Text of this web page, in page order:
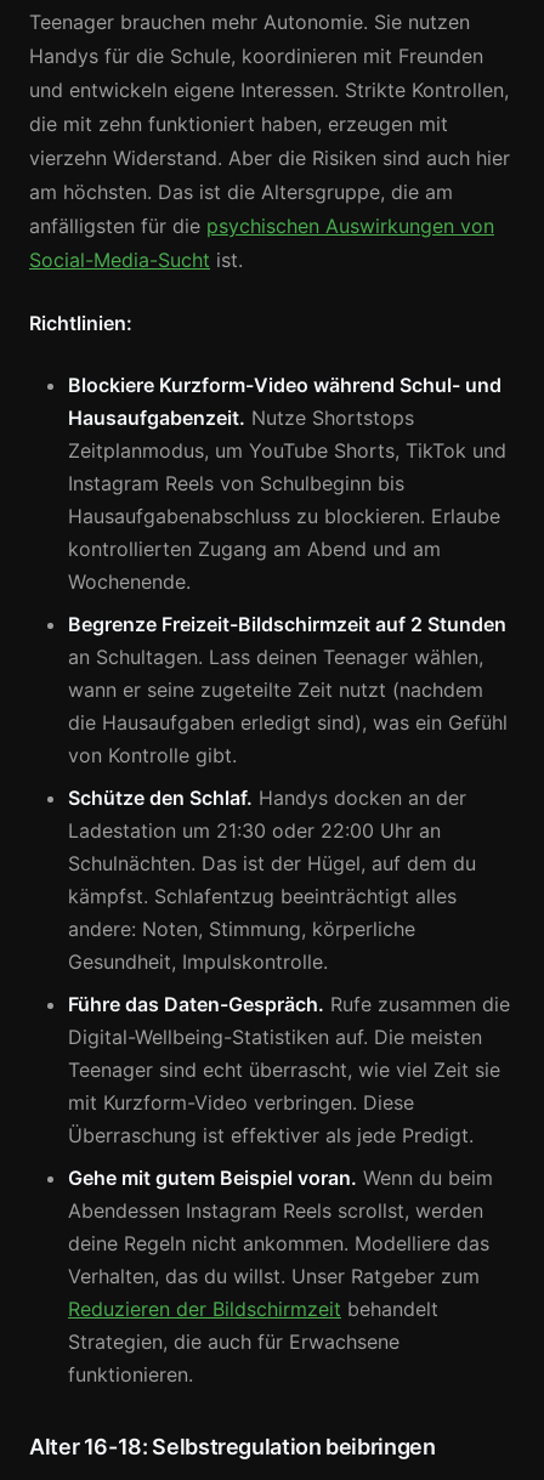
Teenager brauchen mehr Autonomie. Sie nutzen
Handys für die Schule, koordinieren mit Freunden
und entwickeln eigene Interessen. Strikte Kontrollen,
die mit zehn funktioniert haben, erzeugen mit
vierzehn Widerstand. Aber die Risiken sind auch hier
am höchsten. Das ist die Altersgruppe, die am
anfälligsten für die psychischen Auswirkungen von
Social-Media-Sucht ist.
Richtlinien:
Blockiere Kurzform-Video während Schul- und
Hausaufgabenzeit. Nutze Shortstops
Zeitplanmodus, um YouTube Shorts, TikTok und
Instagram Reels von Schulbeginn bis
Hausaufgabenabschluss zu blockieren. Erlaube
kontrollierten Zugang am Abend und am
Wochenende.
Begrenze Freizeit-Bildschirmzeit auf 2 Stunden
an Schultagen. Lass deinen Teenager wählen,
wann er seine zugeteilte Zeit nutzt (nachdem
die Hausaufgaben erledigt sind), was ein Gefühl
von Kontrolle gibt.
Schütze den Schlaf. Handys docken an der
Ladestation um 21:30 oder 22:00 Uhr an
Schulnächten. Das ist der Hügel, auf dem du
kämpfst. Schlafentzug beeinträchtigt alles
andere: Noten, Stimmung, körperliche
Gesundheit, Impulskontrolle.
Führe das Daten-Gespräch. Rufe zusammen die
Digital-Wellbeing-Statistiken auf. Die meisten
Teenager sind echt überrascht, wie viel Zeit sie
mit Kurzform-Video verbringen. Diese
Überraschung ist effektiver als jede Predigt.
Gehe mit gutem Beispiel voran. Wenn du beim
Abendessen Instagram Reels scrollst, werden
deine Regeln nicht ankommen. Modelliere das
Verhalten, das du willst. Unser Ratgeber zum
Reduzieren der Bildschirmzeit behandelt
Strategien, die auch für Erwachsene
funktionieren.
Alter 16-18: Selbstregulation beibringen